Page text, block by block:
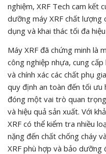
nghiệm, XRF Tech cam kết
dưỡng máy XRF chất lượng
dụng và khai thác tối đa
Máy XRF đã chứng minh là
công nghiệp nhựa, cung
và chính xác các chất phụ
quy định an toàn đến tối ưu
đóng một vai trò quan
và hiệu quả sản xuất. Với
XRF có thể kiểm tra nhiều
nặng đến chất chống cháy
XRF phù hợp và bảo